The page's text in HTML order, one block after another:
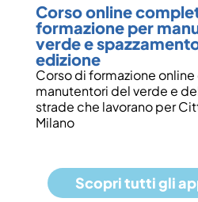
Corso online
formazione per
verde e
edizione
Corso di formazione
manutentori del verde e
strade che lavorano per
Milano
Scopri tutti gli